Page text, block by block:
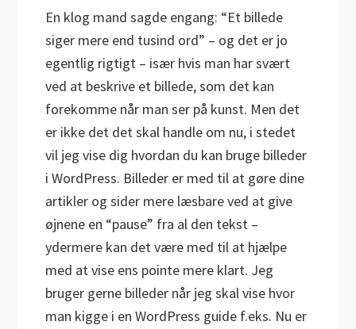
En klog mand sagde engang: “Et billede
siger mere end tusind ord” – og det er jo
egentlig rigtigt – især hvis man har svært
ved at beskrive et billede, som det kan
forekomme når man ser på kunst. Men det
er ikke det det skal handle om nu, i stedet
vil jeg vise dig hvordan du kan bruge billeder
i WordPress. Billeder er med til at gøre dine
artikler og sider mere læsbare ved at give
øjnene en “pause” fra al den tekst –
ydermere kan det være med til at hjælpe
med at vise ens pointe mere klart. Jeg
bruger gerne billeder når jeg skal vise hvor
man kigge i en WordPress guide f.eks. Nu er